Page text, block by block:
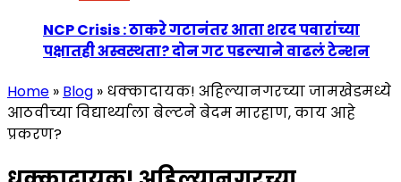
NCP Crisis : ठाकरे गटानंतर आता शरद पवारांच्या
पक्षातही अस्वस्थता? दोन गट पडल्याने वाढलं टेन्शन
Home » Blog » धक्कादायक! अहिल्यानगरच्या जामखेडमध्ये
आठवीच्या विद्यार्थ्याला बेल्टने बेदम मारहाण, काय आहे
प्रकरण?